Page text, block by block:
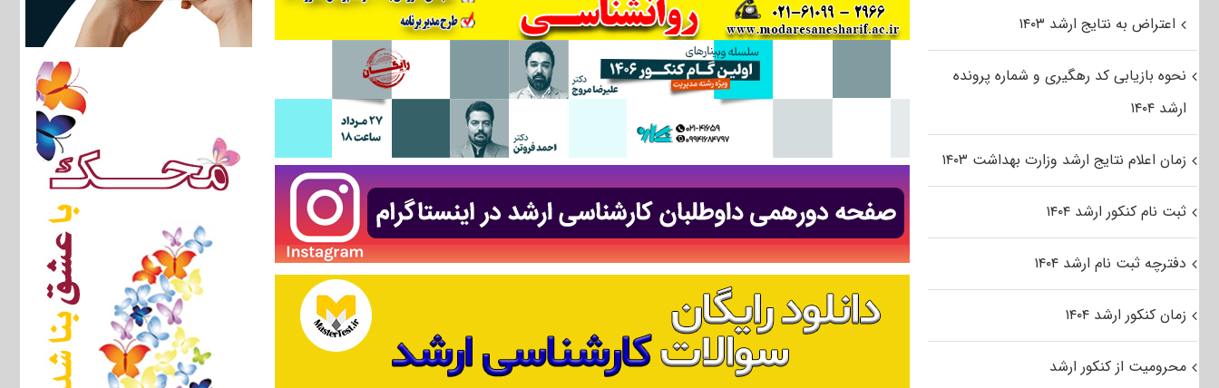
اعتراض به نتایج ارشد ۱۴۰۳
نحوه بازیابی کد رهگیری و شماره پرونده
ارشد ۱۴۰۴
زمان اعلام نتایج ارشد وزارت بهداشت ۱۴۰۳
ثبت نام کنکور ارشد ۱۴۰۴
دفترچه ثبت نام ارشد ۱۴۰۴
زمان کنکور ارشد ۱۴۰۴
محرومیت از کنکور ارشد